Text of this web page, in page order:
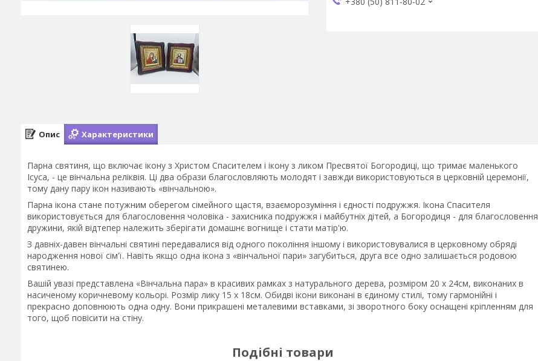
Опис Характеристики
Парна святиня, що включає ікону з Христом Спасителем і ікону з ликом Пресвятої Богородиці, що тримає маленького
Ісуса, - це вінчальна реліквія. Ці два образи благословляють молодят і завжди використовуються в церковній церемонії,
тому дану пару ікон називають «вінчальною».
Парна ікона стане потужним оберегом сімейного щастя, взаєморозуміння і єдності подружжя. Ікона Спасителя
використовується для благословення чоловіка - захисника подружжя і майбутніх дітей, а Богородиця - для благословення
дружини, якій відтепер належить зберігати домашнє вогнище і стати матір'ю.
З давніх-давен вінчальні святині передавалися від одного покоління іншому і використовувалися в церковному обряді
народження нової сім'ї. Навіть якщо одна ікона з «вінчальної пари» загубиться, друга все одно залишається родовою
святинею.
Вашій увазі представлена «Вінчальна пара» в красивих рамках з натурального дерева, розміром 20 х 24см, виконаних в
насиченому коричневому кольорі. Розмір лику 15 х 18см. Обидві ікони виконані в єдиному стилі, тому гармонійні і
прекрасно доповнюють одна одну. Вони прикрашені металевими вставками, зі зворотного боку оснащені кріпленням для
того, щоб повісити на стіну.
Подібні товари